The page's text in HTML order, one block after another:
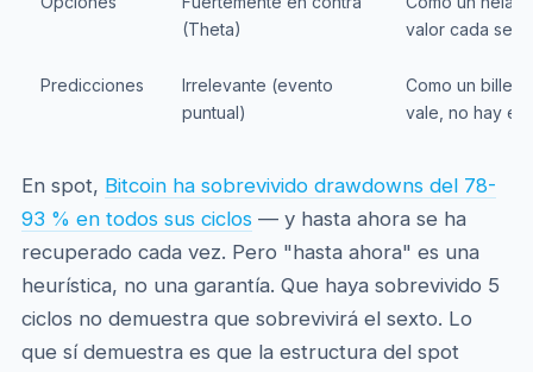
(Theta)
valor cada
Predicciones
Irrelevante (evento
puntual)
Como un
vale, no hay
En spot, Bitcoin ha sobrevivido drawdowns del 78-
93 % en todos sus ciclos— y hasta ahora se ha
recuperado cada vez. Pero "hasta ahora" es una
heurística, no una garantía. Que haya sobrevivido 5
ciclos no demuestra que sobrevivirá el sexto. Lo
que sí demuestra es que la estructura del spot